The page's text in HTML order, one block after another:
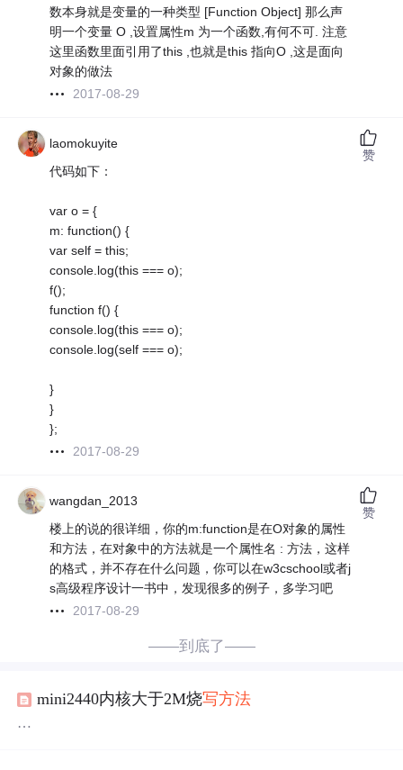
数本身就是变量的一种类型 [Function Object] 那么声
明一个变量 O ,设置属性m 为一个函数,有何不可. 注意
这里函数里面引用了this ,也就是this 指向O ,这是面向
对象的做法
2017-08-29
laomokuyite
代码如下：
var o = {
m: function() {
var self = this;
console.log(this === o);
f();
function f() {
console.log(this === o);
console.log(self === o);
}
}
};
2017-08-29
赞
wangdan_2013
楼上的说的很详细，你的m:function是在O对象的属性
和方法，在对象中的方法就是一个属性名 : 方法，这样
的格式，并不存在什么问题，你可以在w3cschool或者j
s高级程序设计一书中，发现很多的例子，多学习吧
2017-08-29
赞
——到底了——
mini2440内核大于2M烧写方法